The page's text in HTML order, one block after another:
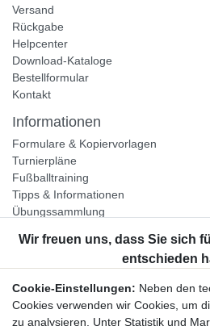
Versand
Rückgabe
Helpcenter
Download-Kataloge
Bestellformular
Kontakt
Informationen
Formulare & Kopiervorlagen
Turnierpläne
Fußballtraining
Tipps & Informationen
Übungssammlung
Unternehmen
Widerrufsrecht
Cookie-Einstellungen: Neben den
Cookies verwenden wir Cookies, um
zu analysieren. Unter Statistik und